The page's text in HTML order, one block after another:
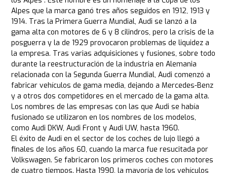
Alpes que la marca ganó tres años seguidos en 1912, 1913 y
1914. Tras la Primera Guerra Mundial, Audi se lanzó a la
gama alta con motores de 6 y 8 cilindros, pero la crisis de la
posguerra y la de 1929 provocaron problemas de liquidez a
la empresa. Tras varias adquisiciones y fusiones, sobre todo
durante la reestructuración de la industria en Alemania
relacionada con la Segunda Guerra Mundial, Audi comenzó a
fabricar vehículos de gama media, dejando a Mercedes-Benz
y a otros dos competidores en el mercado de la gama alta.
Los nombres de las empresas con las que Audi se había
fusionado se utilizaron en los nombres de los modelos,
como Audi DKW, Audi Front y Audi UW, hasta 1960.
El éxito de Audi en el sector de los coches de lujo llegó a
finales de los años 60, cuando la marca fue resucitada por
Volkswagen. Se fabricaron los primeros coches con motores
de cuatro tiempos. Hasta 1990, la mayoría de los vehículos